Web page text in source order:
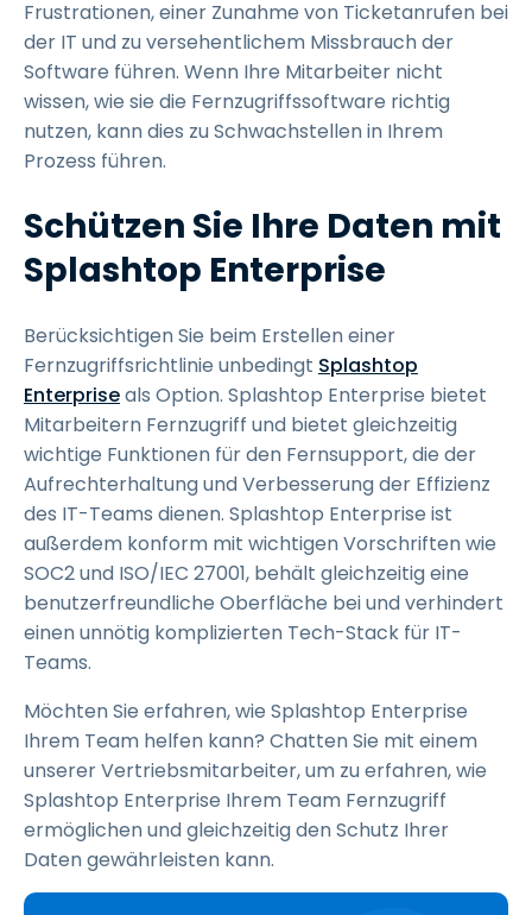
Frustrationen, einer Zunahme von Ticketanrufen bei
der IT und zu versehentlichem Missbrauch der
Software führen. Wenn Ihre Mitarbeiter nicht
wissen, wie sie die Fernzugriffssoftware richtig
nutzen, kann dies zu Schwachstellen in Ihrem
Prozess führen.
Schützen Sie Ihre Daten mit
Splashtop Enterprise
Berücksichtigen Sie beim Erstellen einer
Fernzugriffsrichtlinie unbedingt Splashtop
Enterpriseals Option. Splashtop Enterprise bietet
Mitarbeitern Fernzugriff und bietet gleichzeitig
wichtige Funktionen für den Fernsupport, die der
Aufrechterhaltung und Verbesserung der Effizienz
des IT-Teams dienen. Splashtop Enterprise ist
außerdem konform mit wichtigen Vorschriften wie
SOC2 und ISO/IEC 27001, behält gleichzeitig eine
benutzerfreundliche Oberfläche bei und verhindert
einen unnötig komplizierten Tech-Stack für IT-
Teams.
Möchten Sie erfahren, wie Splashtop Enterprise
Ihrem Team helfen kann? Chatten Sie mit einem
unserer Vertriebsmitarbeiter, um zu erfahren, wie
Splashtop Enterprise Ihrem Team Fernzugriff
ermöglichen und gleichzeitig den Schutz Ihrer
Daten gewährleisten kann.